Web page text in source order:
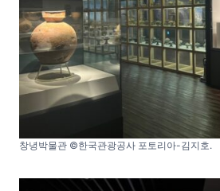
창녕박물관 ©한국관광공사 포토리아-김지호.